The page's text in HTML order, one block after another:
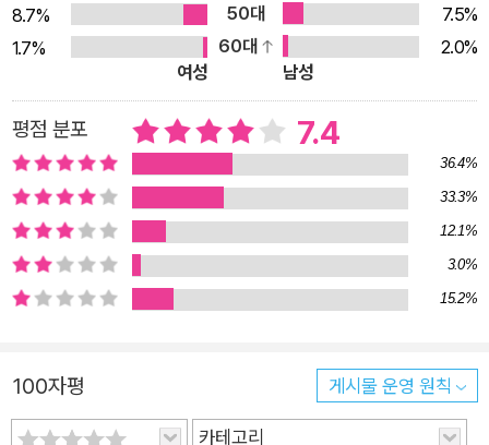
니다. 이를 시작으로 한 문장을 여러 문장으로 나누어 쓰고, 짧게
줄여 쓰고 길게 늘여 쓰는 연습을 하면서 자연스레 문장을 다듬고
글을 구성하는 법과 글 안에 흐르는 시간 감각을 익히게 됩니다.
또한 '나' 대신 다른 화자를 주어로 삼아 글쓰기 연습을 하면서 글
을 쓰는 주체인 '나'와 글 안의 화자인 '나'를 분리하는 데 친숙해
지고 평소에 잘 쓰지 않는 표현을 써 보는 기회를 얻을 수도 있지
요. 이렇듯 『열 문장 쓰는 법』에는 한 문장을 나누고 줄이고 늘이
고 고치면서 열 문장으로, 한 편의 글로 만드는 법이 담겨 있습니
다. 눈치 채셨는지 모르겠지만 이 과정에서 우리는 자연스레 내가
쓴 문장을 다듬는 법까지 익히게 됩니다. 저자가 자신의 직업 특
언을 활용하는 팁까지 심어 놓았거든요. 저자의 안내에 따라 연습
에 연습을 반복하다 보면 어느새 여러분은 '쓰는 사람'이 되어 있
을 테고, 여러분이 쓴 '이상한 문장'은 내 감정과 생각이 정확하게
8.7%
50대
7.5%
1.7%
60대
2.0%
여성
남성
평점 분포 7.4
36.4%
33.3%
12.1%
3.0%
15.2%
100자평 게시물 운영 원칙
카테고리